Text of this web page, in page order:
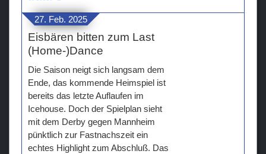
27. Feb. 2025
Eisbären bitten zum Last
(Home-)Dance
Die Saison neigt sich langsam dem
Ende, das kommende Heimspiel ist
bereits das letzte Auflaufen im
Icehouse. Doch der Spielplan sieht
mit dem Derby gegen Mannheim
pünktlich zur Fastnachszeit ein
echtes Highlight zum Abschluß. Das